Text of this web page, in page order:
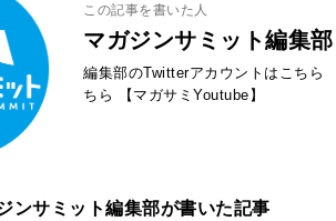
この記事を書いた人
マガジンサミット編集部
編集部のTwitterアカウントはこちら
ちら
【マガサミYoutube】
ンサミット編集部が書いた記事